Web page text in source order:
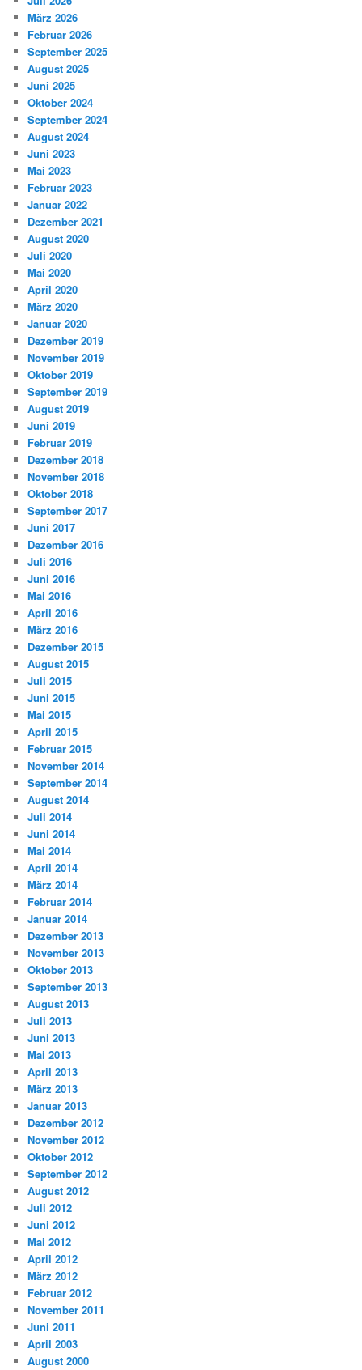
März 2026
Februar 2026
September 2025
August 2025
Juni 2025
Oktober 2024
September 2024
August 2024
Juni 2023
Mai 2023
Februar 2023
Januar 2022
Dezember 2021
August 2020
Juli 2020
Mai 2020
April 2020
März 2020
Januar 2020
Dezember 2019
November 2019
Oktober 2019
September 2019
August 2019
Juni 2019
Februar 2019
Dezember 2018
November 2018
Oktober 2018
September 2017
Juni 2017
Dezember 2016
Juli 2016
Juni 2016
Mai 2016
April 2016
März 2016
Dezember 2015
August 2015
Juli 2015
Juni 2015
Mai 2015
April 2015
Februar 2015
November 2014
September 2014
August 2014
Juli 2014
Juni 2014
Mai 2014
April 2014
März 2014
Februar 2014
Januar 2014
Dezember 2013
November 2013
Oktober 2013
September 2013
August 2013
Juli 2013
Juni 2013
Mai 2013
April 2013
März 2013
Januar 2013
Dezember 2012
November 2012
Oktober 2012
September 2012
August 2012
Juli 2012
Juni 2012
Mai 2012
April 2012
März 2012
Februar 2012
November 2011
Juni 2011
April 2003
August 2000